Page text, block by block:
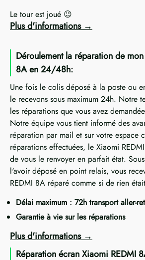
Le tour est joué 😉
Plus d'informations
Déroulement la réparation de
8A en 24/48h:
Une fois le colis déposé à la poste ou
le recevons sous maximum 24h. Notre
les réparations que vous avez
Notre équipe vous tient informé des
réparation par mail et sur votre espace
réparations effectuées, le Xiaomi
de vous le renvoyer en parfait état.
l'avoir déposé en point relais, vous
REDMI 8A réparé comme si de rien
Délai maximum : 72h transport aller-
Garantie à vie sur les réparations
Plus d'informations
Réparation écran Xiaomi REDMI